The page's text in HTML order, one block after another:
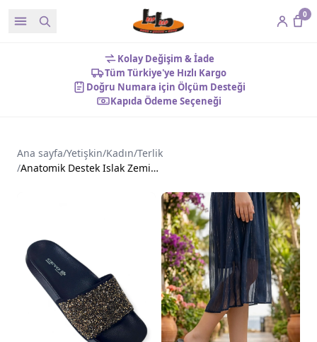
0
Kolay Değişim & İade
Tüm Türkiye'ye Hızlı Kargo
Doğru Numara için Ölçüm Desteği
Kapıda Ödeme Seçeneği
Ana sayfa/Yetişkin/Kadın/Terlik
/
Anatomik Destek Islak Zemin Uyumlu Taşı Kadın Terlik Sarı